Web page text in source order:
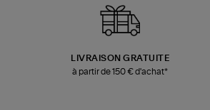
LIVRAISON GRATUITE
à partir de 150 € d'achat*